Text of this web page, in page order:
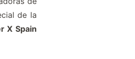
de la
X Spain